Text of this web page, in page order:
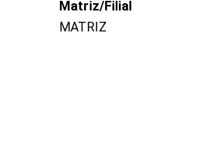
Matriz/Filial
MATRIZ